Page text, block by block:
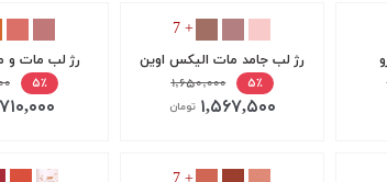
+ 7
رژ لب جامد مات الیکس اوین
۵٪
۱,۶۵۰,۰۰۰
۱,۵۶۷,۵۰۰ تومان
رژ لب مات و
۵٪